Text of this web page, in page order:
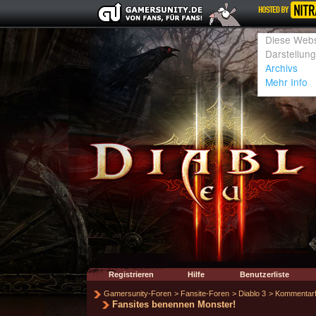
Registrieren Hilfe Benutzerliste
Gamersunity-Foren > Fansite-Foren > Diablo 3 >
Fansites benennen Monster!